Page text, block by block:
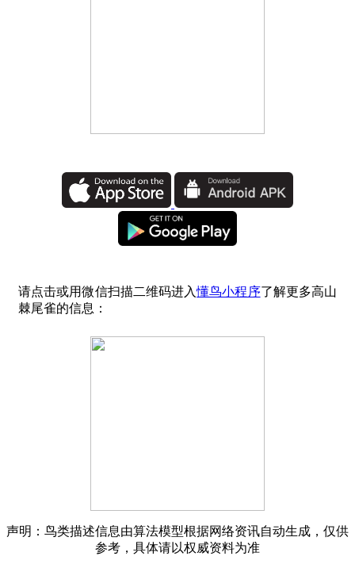
请点击或用微信扫描二维码进入懂鸟小程序了解更多高山
棘尾雀的信息：
声明：鸟类描述信息由算法模型根据网络资讯自动生成，仅供
参考，具体请以权威资料为准